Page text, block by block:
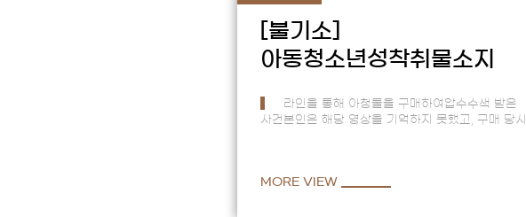
[불기소]
아동청소년성착취물소지
라인을 통해 아청물을 구매하여압수수색 받은
사건본인은 해당 영상을 기억하지 못했고, 구매 당시
MORE VIEW